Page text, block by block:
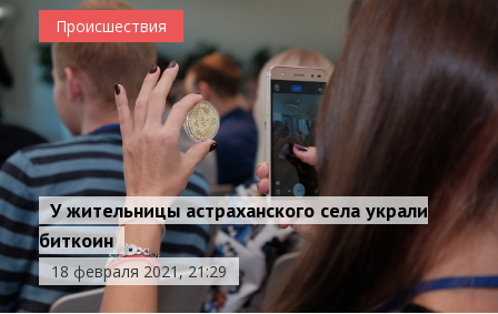
Происшествия
У жительницы астраханского села украли
биткоин
18 февраля 2021, 21:29